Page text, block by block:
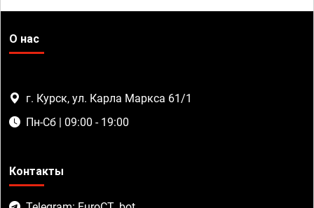
О нас
г. Курск, ул. Карла Маркса 61/1
Пн-Сб | 09:00 - 19:00
Контакты